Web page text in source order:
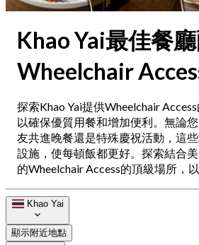
Khao Yai最佳餐
Wheelchair
探索Khao Yai提供Wheelchair
以確保優質用餐和增加便利。無論
友共進晚餐還是特殊慶祝活動，這
設施，使每頓飯都更好。探索結合
的Wheelchair Access的頂級場所，
Khao Yai
顯示附近地點